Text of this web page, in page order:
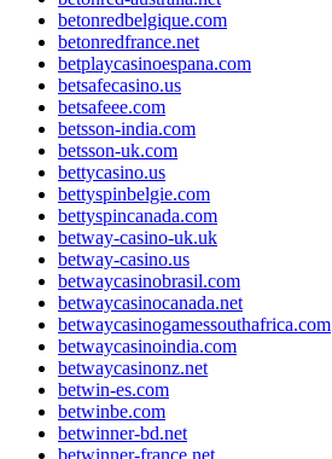
betonredbelgique.com
betonredfrance.net
betplaycasinoespana.com
betsafecasino.us
betsafeee.com
betsson-india.com
betsson-uk.com
bettycasino.us
bettyspinbelgie.com
bettyspincanada.com
betway-casino-uk.uk
betway-casino.us
betwaycasinobrasil.com
betwaycasinocanada.net
betwaycasinogamessouthafrica.com
betwaycasinoindia.com
betwaycasinonz.net
betwin-es.com
betwinbe.com
betwinner-bd.net
betwinner-france.net